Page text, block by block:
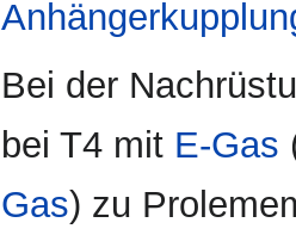
Bei der
bei T4 mit E-Gas
Gas) zu